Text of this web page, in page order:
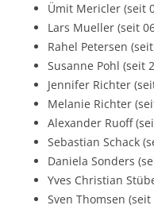
Ümit Mericler (seit
Lars Mueller (seit
Rahel Petersen
Susanne Pohl (seit
Jennifer Richter
Melanie Richter
Alexander Ruoff
Sebastian Schack
Daniela Sonders
Yves Christian
Sven Thomsen (seit